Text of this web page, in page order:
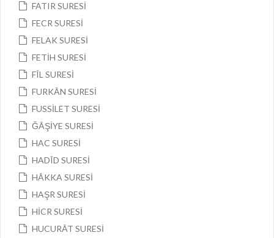
FATIR SURESİ
FECR SURESİ
FELAK SURESİ
FETİH SURESİ
FÎL SURESİ
FURKÂN SURESİ
FUSSİLET SURESİ
ĞÂŞİYE SURESİ
HAC SURESİ
HADÎD SURESİ
HÂKKA SURESİ
HAŞR SURESİ
HİCR SURESİ
HUCURÂT SURESİ